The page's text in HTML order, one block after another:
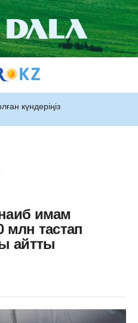
күндеріңіз
имам
млн тастап
айтты